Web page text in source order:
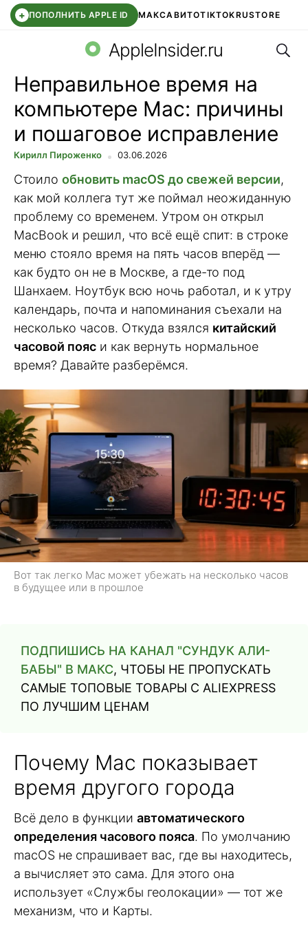
+ ПОПОЛНИТЬ APPLE ID МАКСАВИТОTIKTOKRUSTORE
WB КЛУБIOS 26.6 DDE STORE
AppleInsider.ru
Неправильное время на
компьютере Mac: причины
и пошаговое исправление
Кирилл Пироженко 03.06.2026
Стоило обновить macOS до свежей версии,
как мой коллега тут же поймал неожиданную
проблему со временем. Утром он открыл
MacBook и решил, что всё ещё спит: в строке
меню стояло время на пять часов вперёд —
как будто он не в Москве, а где-то под
Шанхаем. Ноутбук всю ночь работал, и к утру
календарь, почта и напоминания съехали на
несколько часов. Откуда взялся китайский
часовой пояс и как вернуть нормальное
время? Давайте разберёмся.
Вот так легко Mac может убежать на несколько часов
в будущее или в прошлое
ПОДПИШИСЬ НА КАНАЛ "СУНДУК АЛИ-
БАБЫ" В МАКС, ЧТОБЫ НЕ ПРОПУСКАТЬ
САМЫЕ ТОПОВЫЕ ТОВАРЫ С ALIEXPRESS
ПО ЛУЧШИМ ЦЕНАМ
Почему Mac показывает
время другого города
Всё дело в функции автоматического
определения часового пояса. По умолчанию
macOS не спрашивает вас, где вы находитесь,
а вычисляет это сама. Для этого она
использует «Службы геолокации» — тот же
механизм, что и Карты.